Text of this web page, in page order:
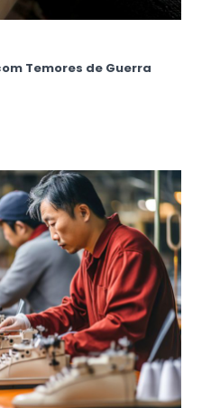
Temores de Guerra